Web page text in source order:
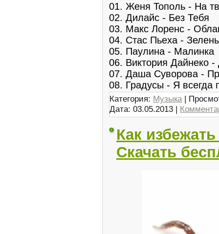
01. Женя Тополь - На
02. Дилайс - Без Тебя
03. Макс Лоренс -
04. Стас Пьеха -
05. Паулина - Малинка
06. Виктория Дайнеко
07. Даша Суворова -
08. Градусы - Я
Категория: Музыка |
Дата: 03.05.2013 |
Как
Скачать